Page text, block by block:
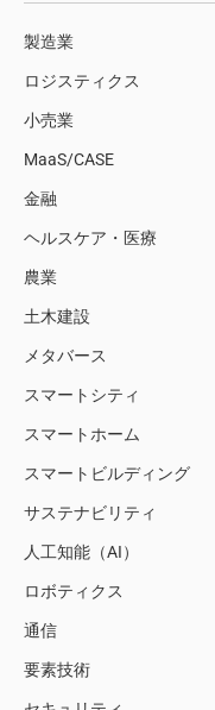
製造業
ロジスティクス
小売業
MaaS/CASE
金融
ヘルスケア・医療
農業
土木建設
メタバース
スマートシティ
スマートホーム
スマートビルディング
サステナビリティ
人工知能（AI）
ロボティクス
通信
要素技術